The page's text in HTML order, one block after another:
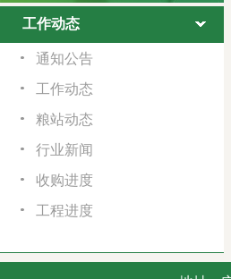
工作动态
通知公告
工作动态
粮站动态
行业新闻
收购进度
工程进度